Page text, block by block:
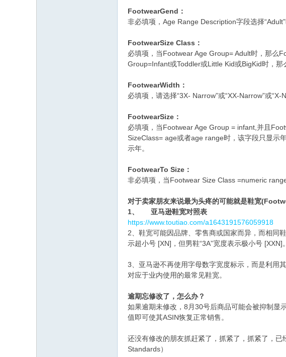
FootwearGend ：
非必填项，Age Range Description字段选择
FootwearSize Class ：
必填项，当Footwear Age Group= Adult时，那么
Group=Infant或Toddler或Little Kid或BigKid时，
FootwearWidth ：
必填项，请选择“3X- Narrow”或“XX-Narrow”或“X-
FootwearSize ：
必填项，当Footwear Age Group = infant,并且
SizeClass= age或者age range时，该字段只显示
示年。
FootwearTo Size ：
非必填项，当Footwear Size Class =numeric
对于卖家朋友来说最为头疼的可能就是鞋宽
1、 亚马逊鞋宽对照表
https://www.toutiao.com/a1643191576059918
2、鞋宽可能因品牌、零售商或国家而异，而相同
示超小号 [XN]，但男鞋“3A”宽度表示极小号 [XXN]。
3、亚马逊不再使用字母数字宽度标示，而是利用
对应于业内使用的最常见鞋宽。
逾期忘修改了，怎么办？
如果逾期未修改，8月30号后商品可能会被抑制显
值即可使其ASIN恢复正常销售。
还没有修改的朋友抓赶紧了，抓紧了，抓紧了，
Standards）